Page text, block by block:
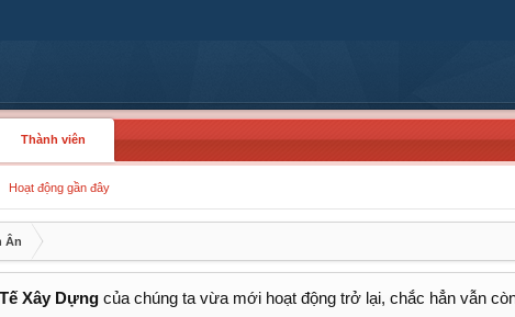
Thành viên
Hoạt động gần đây
Ân
Xây Dựng của chúng ta vừa mới hoạt động trở lại, chắc hẳn vẫn